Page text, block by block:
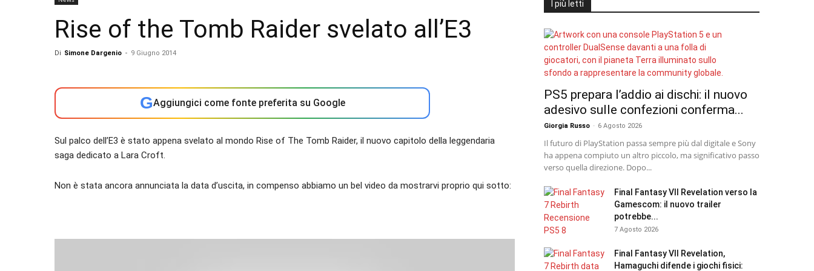
Rise of the Tomb Raider svelato all’E3
Di Simone Dargenio - 9 Giugno 2014
GAggiungici come fonte preferita su Google
Sul palco dell’E3 è stato appena svelato al mondo Rise of The Tomb Raider, il nuovo capitolo della leggendaria
saga dedicato a Lara Croft.
Non è stata ancora annunciata la data d’uscita, in compenso abbiamo un bel video da mostrarvi proprio qui sotto:
I più letti
PS5 prepara l’addio ai dischi: il nuovo
adesivo sulle confezioni conferma...
Giorgia Russo - 6 Agosto 2026
Il futuro di PlayStation passa sempre più dal digitale e Sony
ha appena compiuto un altro piccolo, ma significativo passo
verso quella direzione. Dopo...
Final Fantasy VII Revelation verso la
Gamescom: il nuovo trailer
potrebbe...
7 Agosto 2026
Final Fantasy VII Revelation,
Hamaguchi difende i giochi fisici: